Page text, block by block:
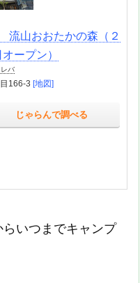
山おおたかの森（２
ープン）
レバ
166-3 [地図]
じゃらんで調べる
いつまでキャンプ